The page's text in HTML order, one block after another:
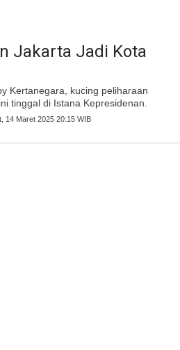
Jakarta Jadi Kota
Kertanegara, kucing peliharaan
tinggal di Istana Kepresidenan.
14 Maret 2025 20:15 WIB